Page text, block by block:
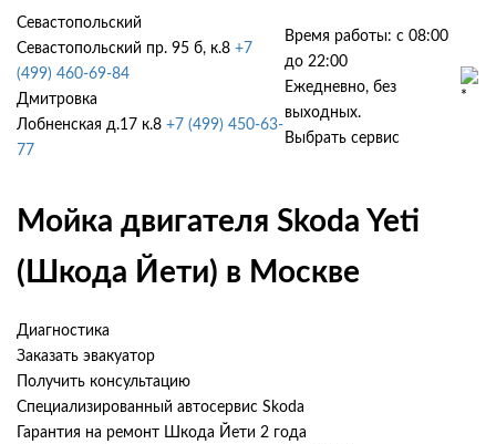
Севастопольский
Севастопольский пр. 95 б, к.8 +7
(499) 460-69-84
Дмитровка
Лобненская д.17 к.8 +7 (499) 450-63-
77
Время работы: с 08:00
до 22:00
Ежедневно, без
выходных.
Выбрать сервис
Мойка двигателя Skoda Yeti
(Шкода Йети) в Москве
Диагностика
Заказать эвакуатор
Получить консультацию
Специализированный автосервис Skoda
Гарантия на ремонт Шкода Йети 2 года